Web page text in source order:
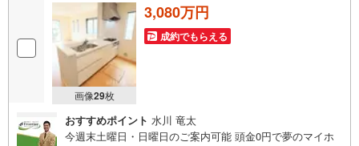
画像29枚
3,080万円
成約でもらえる
おすすめポイント 水川 竜太
今週末土曜日・日曜日のご案内可能 頭金0円で夢のマイホ